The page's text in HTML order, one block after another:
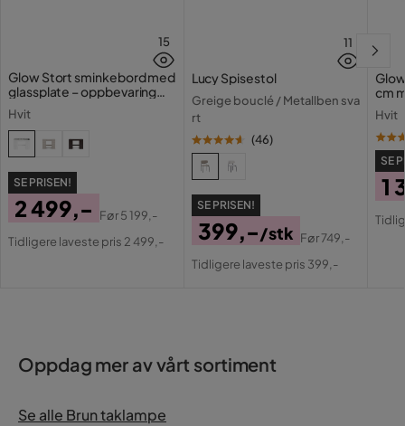
Innendørs
Regulerbar Ja
Sokkel
IP-systemer IP20
15
Glow Stort sminkebord med
glassplate – oppbevaring
med skuffer og rom 120 cm
Hvit
SE PRISEN!
Pris
2 499,-
Original
Før5 199,-
Tidligere laveste pris 2 499,-
11
Lucy Spisestol
Greige bouclé / Metallben sva
rt
(46)
SE PRISEN!
Pris
399,-/stk
Original
Før749,-
Tidligere laveste pris 399,-
cm
med
Hvit
SE
1
Oppdag mer av vårt sortiment
Se alle Brun taklampe